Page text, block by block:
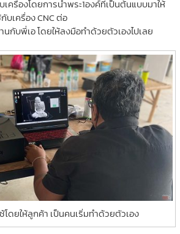
เครื่องโดยการนำพระ1องค์ที่เป็นต้นแบบมาให้
บเครื่อง CNC ต่อ
นกับพี่เอ โดยให้ลงมือทำด้วยตัวเองไปเลย
โดยให้ลูกค้า เป็นคนเริ่มทำด้วยตัวเอง